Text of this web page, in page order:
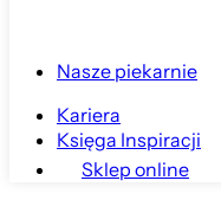
Nasze piekarnie
Kariera
Księga Inspiracji
Sklep online